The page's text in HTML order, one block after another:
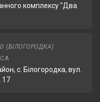
комплексу "Два
(БІЛОГОРОДКА)
с. Білогородка, вул.
17